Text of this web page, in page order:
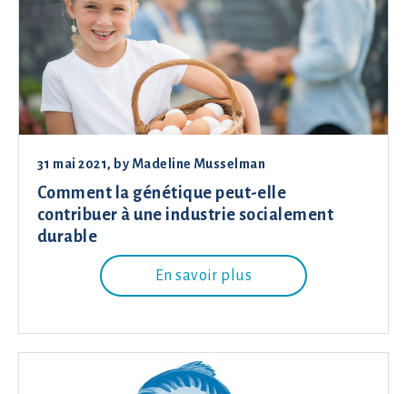
31 mai 2021, by Madeline Musselman
Comment la génétique peut-elle
contribuer à une industrie socialement
durable
En savoir plus